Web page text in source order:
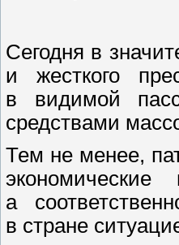
Сегодня в
и жесткого
в видимой
средствами
Тем не менее,
а
в стране